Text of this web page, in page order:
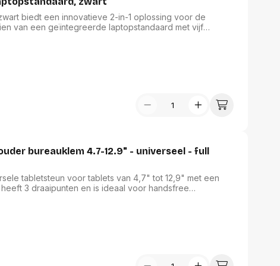
biedt een innovatieve 2-in-1 oplossing voor de
van een geïntegreerde laptopstandaard met vijf
Voor extra veiligheid is een sleutelslot met
bureauklem 4.7-12.9" - universeel - full
tabletsteun voor tablets van 4,7" tot 12,9" met een
3 draaipunten en is ideaal voor handsfree
360° roteren, zodat je kunt wisselen tussen staande en
worden veranderd. Zachte rubberen pads
solide basis met siliconen anti-slipkussentjes zorgen